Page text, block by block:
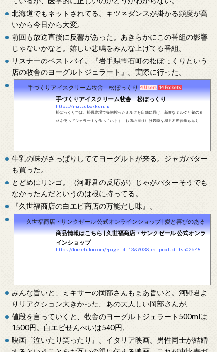
北海道でもネットされてる。キツネダンスが掛かる頻度が高
いから今日から大変。
前回も放送直後に反響があった。あきらかにこの番組の影響
じゃないかなと。嬉しい悲鳴をみんな上げてる番組。
リスナーのベストバイ。『岩手県雫石町の松ぼっくりという
店の牧舎のヨーグルトジェラート』。実際に行った。
手づくりアイスクリーム牧舎 松ぼっくり 4 Users 14 Pockets
手づくりアイスクリーム牧舎 松ぼっくり
https://matsubokkuri.jp
松ぼっくりでは、松原農場で毎朝搾ったミルクを店舗に届け、新鮮なミルクと旬の素
材を使ってジェラートを作っています。お店の周りには四季を感じる遊歩道もあり、
牛乳の味がさっぱりしててヨーグルトが来る。ジャガバター
も買った。
とどめにリンゴ。（河野君の反応が）じゃがバターそうでも
なかったんだというのは根に持ってる。
『久世福商店の白エビ商店の万能だし味』。
久世福商店・サンクゼール 公式オンラインショップ | 愛と喜びのある食
商品情報はこちら | 久世福商店・サンクゼール 公式オンラ
インショップ
https://kuzefuku.com/?page_id=13&#038;eci_product=fsh02648
みんな旨いと、ミキサーの岡部さんもまあ旨いと。河野君よ
りリアクション大きかった。あの大人しい岡部さんが。
値段を言っていくと、牧舎のヨーグルトジェラート500mlは
1500円。白エビせんべいは540円。
映画『泣いたり笑ったり』。イタリア映画。男性同士が結婚